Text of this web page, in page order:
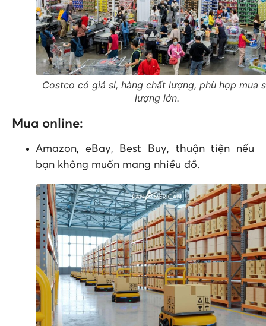
Costco có giá sỉ, hàng chất lượng, phù hợp mua
lượng lớn.
Mua online:
Amazon, eBay, Best Buy, thuận tiện nếu
bạn không muốn mang nhiều đồ.